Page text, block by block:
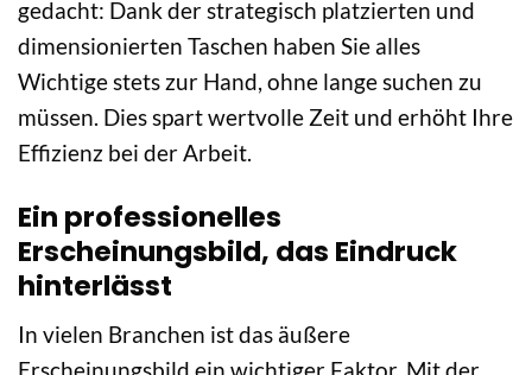
gedacht: Dank der strategisch platzierten und
dimensionierten Taschen haben Sie alles
Wichtige stets zur Hand, ohne lange suchen zu
müssen. Dies spart wertvolle Zeit und erhöht Ihre
Effizienz bei der Arbeit.
Ein professionelles
Erscheinungsbild, das Eindruck
hinterlässt
In vielen Branchen ist das äußere